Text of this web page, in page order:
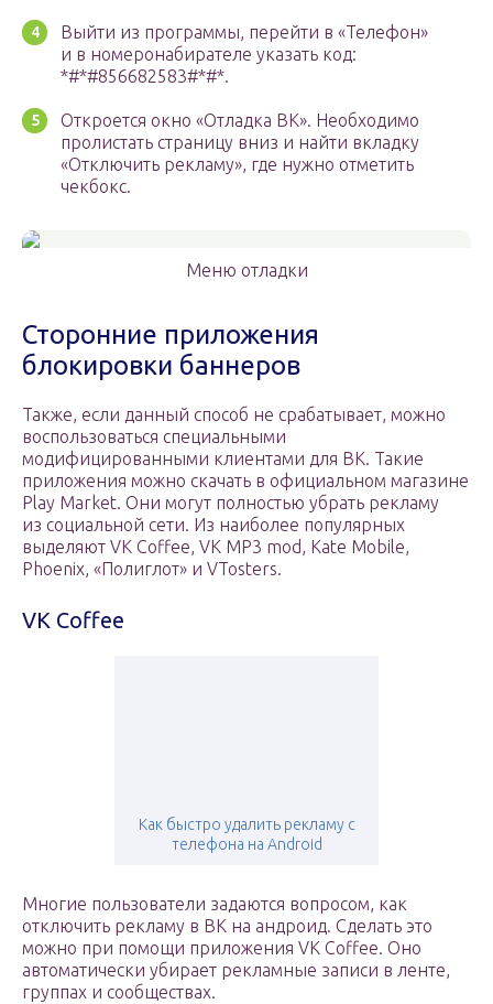
Выйти из программы, перейти в «Телефон»
и в номеронабирателе указать код:
*#*#856682583#*#*.
Откроется окно «Отладка ВК». Необходимо
пролистать страницу вниз и найти вкладку
«Отключить рекламу», где нужно отметить
чекбокс.
Меню отладки
Сторонние приложения
блокировки баннеров
Также, если данный способ не срабатывает, можно
воспользоваться специальными
модифицированными клиентами для ВК. Такие
приложения можно скачать в официальном магазине
Play Market. Они могут полностью убрать рекламу
из социальной сети. Из наиболее популярных
выделяют VK Coffee, VK MP3 mod, Kate Mobile,
Phoenix, «Полиглот» и VTosters.
VK Coffee
Как быстро удалить рекламу с
телефона на Android
Многие пользователи задаются вопросом, как
отключить рекламу в ВК на андроид. Сделать это
можно при помощи приложения VK Coffee. Оно
автоматически убирает рекламные записи в ленте,
группах и сообществах.